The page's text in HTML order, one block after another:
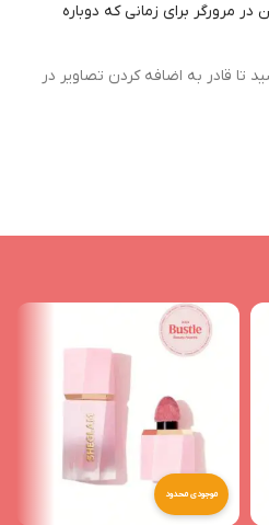
مرورگر برای زمانی که دوباره
تا قادر به اضافه کردن تصاویر در
موجودی محدود